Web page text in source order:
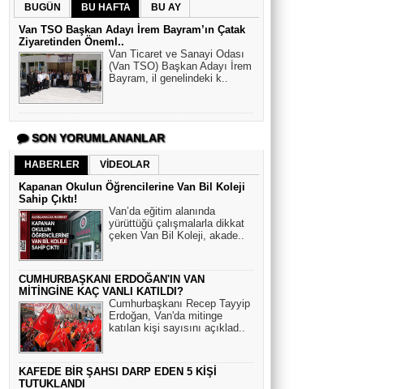
BUGÜN BU HAFTA BU AY
Van TSO Başkan Adayı İrem Bayram’ın Çatak
Ziyaretinden Öneml..
Van Ticaret ve Sanayi Odası
(Van TSO) Başkan Adayı İrem
Bayram, il genelindeki k..
SON YORUMLANANLAR
HABERLER VİDEOLAR
Kapanan Okulun Öğrencilerine Van Bil Koleji
Sahip Çıktı!
Van’da eğitim alanında
yürüttüğü çalışmalarla dikkat
çeken Van Bil Koleji, akade..
CUMHURBAŞKANI ERDOĞAN'IN VAN
MİTİNGİNE KAÇ VANLI KATILDI?
Cumhurbaşkanı Recep Tayyip
Erdoğan, Van'da mitinge
katılan kişi sayısını açıklad..
KAFEDE BİR ŞAHSI DARP EDEN 5 KİŞİ
TUTUKLANDI